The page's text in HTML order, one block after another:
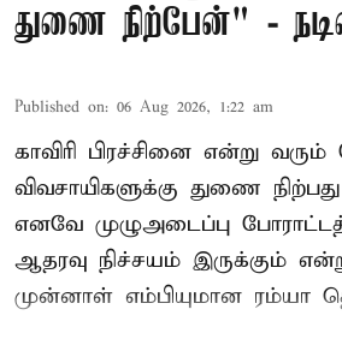
துணை நிற்பேன்" -
Published on: 06 Aug 2026, 1:22 am
காவிரி பிரச்சினை என்று வரும்
விவசாயிகளுக்கு துணை
எனவே முழுஅடைப்பு
ஆதரவு நிச்சயம் இருக்கும்
முன்னாள் எம்பியுமான ரம்யா